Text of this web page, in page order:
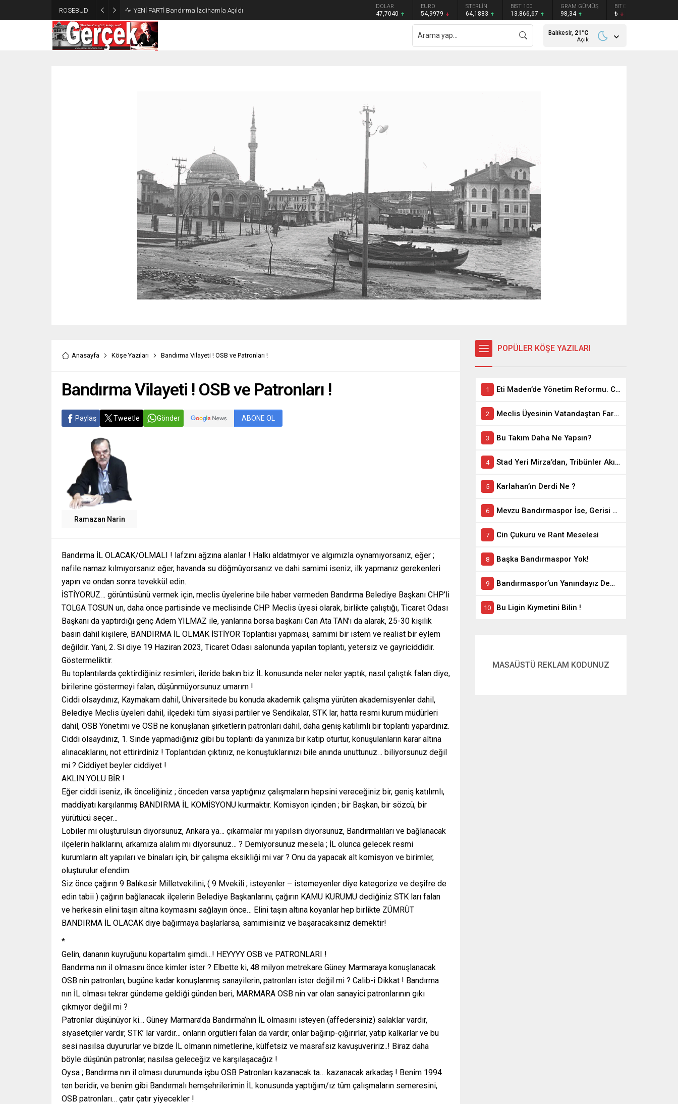
ROSEBUD YENİ PARTİ Bandırma İzdihamla Açıldı DOLAR
47,7040
EURO
54,9979
STERLİN
64,1883
BIST 100
13.866,67
GRAM GÜMÜŞ
98,34
BITCOIN
₺
Balıkesir, 21 °C
Açık
Anasayfa Köşe Yazıları Bandırma Vilayeti ! OSB ve Patronları !
Bandırma Vilayeti ! OSB ve Patronları !
Paylaş Tweetle Gönder ABONE OL
Ramazan Narin
Bandırma İL OLACAK/OLMALI ! lafzını ağzına alanlar ! Halkı aldatmıyor ve algımızla oynamıyorsanız, eğer ;
nafile namaz kılmıyorsanız eğer, havanda su döğmüyorsanız ve dahi samimi iseniz, ilk yapmanız gerekenleri
yapın ve ondan sonra tevekkül edin.
İSTİYORUZ… görüntüsünü vermek için, meclis üyelerine bile haber vermeden Bandırma Belediye Başkanı CHP’li
TOLGA TOSUN un, daha önce partisinde ve meclisinde CHP Meclis üyesi olarak, birlikte çalıştığı, Ticaret Odası
Başkanı da yaptırdığı genç Adem YILMAZ ile, yanlarına borsa başkanı Can Ata TAN’ı da alarak, 25-30 kişilik
basın dahil kişilere, BANDIRMA İL OLMAK İSTİYOR Toplantısı yapması, samimi bir istem ve realist bir eylem
değildir. Yani, 2. Si diye 19 Haziran 2023, Ticaret Odası salonunda yapılan toplantı, yetersiz ve gayriciddidir.
Göstermeliktir.
Bu toplantılarda çektirdiğiniz resimleri, ileride bakın biz İL konusunda neler neler yaptık, nasıl çalıştık falan diye,
birilerine göstermeyi falan, düşünmüyorsunuz umarım !
Ciddi olsaydınız, Kaymakam dahil, Üniversitede bu konuda akademik çalışma yürüten akademisyenler dahil,
Belediye Meclis üyeleri dahil, ilçedeki tüm siyasi partiler ve Sendikalar, STK lar, hatta resmi kurum müdürleri
dahil, OSB Yönetimi ve OSB ne konuşlanan şirketlerin patronları dahil, daha geniş katılımlı bir toplantı yapardınız.
Ciddi olsaydınız, 1. Sinde yapmadığınız gibi bu toplantı da yanınıza bir katip oturtur, konuşulanların karar altına
alınacaklarını, not ettirirdiniz ! Toplantıdan çıktınız, ne konuştuklarınızı bile anında unuttunuz… biliyorsunuz değil
mi ? Ciddiyet beyler ciddiyet !
AKLIN YOLU BİR !
Eğer ciddi iseniz, ilk önceliğiniz ; önceden varsa yaptığınız çalışmaların hepsini vereceğiniz bir, geniş katılımlı,
maddiyatı karşılanmış BANDIRMA İL KOMİSYONU kurmaktır. Komisyon içinden ; bir Başkan, bir sözcü, bir
yürütücü seçer…
Lobiler mi oluşturulsun diyorsunuz, Ankara ya… çıkarmalar mı yapılsın diyorsunuz, Bandırmalıları ve bağlanacak
ilçelerin halklarını, arkamıza alalım mı diyorsunuz… ? Demiyorsunuz mesela ; İL olunca gelecek resmi
kurumların alt yapıları ve binaları için, bir çalışma eksikliği mi var ? Onu da yapacak alt komisyon ve birimler,
oluşturulur efendim.
Siz önce çağırın 9 Balıkesir Milletvekilini, ( 9 Mvekili ; isteyenler – istemeyenler diye kategorize ve deşifre de
edin tabii ) çağırın bağlanacak ilçelerin Belediye Başkanlarını, çağırın KAMU KURUMU dediğiniz STK ları falan
ve herkesin elini taşın altına koymasını sağlayın önce… Elini taşın altına koyanlar hep birlikte ZÜMRÜT
BANDIRMA İL OLACAK diye bağırmaya başlarlarsa, samimisiniz ve başaracaksınız demektir!
*
Gelin, dananın kuyruğunu kopartalım şimdi…! HEYYYY OSB ve PATRONLARI !
Bandırma nın il olmasını önce kimler ister ? Elbette ki, 48 milyon metrekare Güney Marmaraya konuşlanacak
OSB nin patronları, bugüne kadar konuşlanmış sanayilerin, patronları ister değil mi ? Calib-i Dikkat ! Bandırma
nın İL olması tekrar gündeme geldiği günden beri, MARMARA OSB nin var olan sanayici patronlarının gıkı
çıkmıyor değil mi ?
Patronlar düşünüyor ki… Güney Marmara’da Bandırma’nın İL olmasını isteyen (affedersiniz) salaklar vardır,
siyasetçiler vardır, STK’ lar vardır… onların örgütleri falan da vardır, onlar bağırıp-çığırırlar, yatıp kalkarlar ve bu
sesi nasılsa duyururlar ve bizde İL olmanın nimetlerine, külfetsiz ve masrafsız kavuşuveririz..! Biraz daha
böyle düşünün patronlar, nasılsa geleceğiz ve karşılaşacağız !
Oysa ; Bandırma nın il olması durumunda işbu OSB Patronları kazanacak ta… kazanacak arkadaş ! Benim 1994
ten beridir, ve benim gibi Bandırmalı hemşehrilerimin İL konusunda yaptığım/ız tüm çalışmaların semeresini,
OSB patronları… çatır çatır yiyecekler !
POPÜLER KÖŞE YAZILARI
Eti Maden’de Yönetim Reformu. CEO Modeli’nde Kadro / Taşeron İşçilik Ayrımı Kalkıyor
Meclis Üyesinin Vatandaştan Farkı Ne ?
Bu Takım Daha Ne Yapsın?
Stad Yeri Mirza’dan, Tribünler Akın’dan: Geriye Bakanlık Kaldı.
Karlahan’ın Derdi Ne ?
Mevzu Bandırmaspor İse, Gerisi Teferruattır
Cin Çukuru ve Rant Meselesi
Başka Bandırmaspor Yok!
Bandırmaspor’un Yanındayız Demekle Olmuyor!
Bu Ligin Kıymetini Bilin !
MASAÜSTÜ REKLAM KODUNUZ